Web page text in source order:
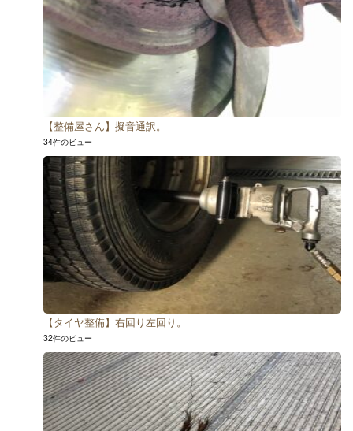
【整備屋さん】擬音通訳。
34件のビュー
【タイヤ整備】右回り左回り。
32件のビュー